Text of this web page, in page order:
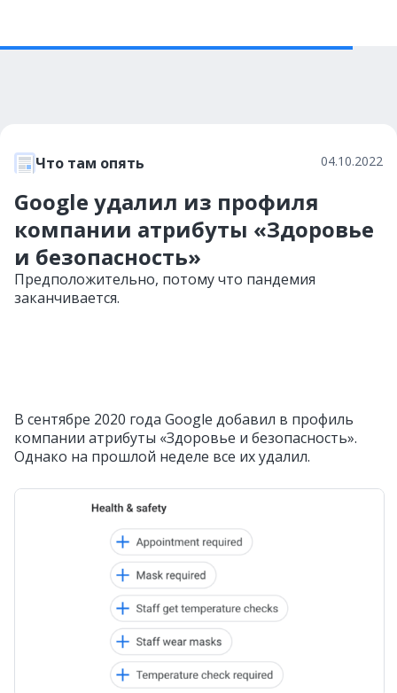
Что там опять 04.10.2022
Google удалил из профиля
компании атрибуты «Здоровье
и безопасность»
Предположительно, потому что пандемия
заканчивается.
В сентябре 2020 года Google добавил в профиль
компании атрибуты «Здоровье и безопасность».
Однако на прошлой неделе все их удалил.